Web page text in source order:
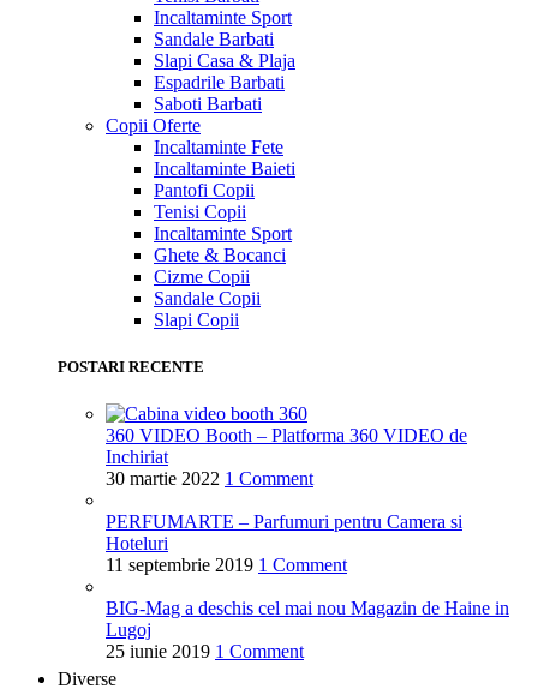
Incaltaminte Sport
Sandale Barbati
Slapi Casa & Plaja
Espadrile Barbati
Saboti Barbati
Copii Oferte
Incaltaminte Fete
Incaltaminte Baieti
Pantofi Copii
Tenisi Copii
Incaltaminte Sport
Ghete & Bocanci
Cizme Copii
Sandale Copii
Slapi Copii
POSTARI RECENTE
360 VIDEO Booth – Platforma 360 VIDEO de
Inchiriat
30 martie 2022 1 Comment
PERFUMARTE – Parfumuri pentru Camera si
Hoteluri
11 septembrie 2019 1 Comment
BIG-Mag a deschis cel mai nou Magazin de Haine in
Lugoj
25 iunie 2019 1 Comment
Diverse